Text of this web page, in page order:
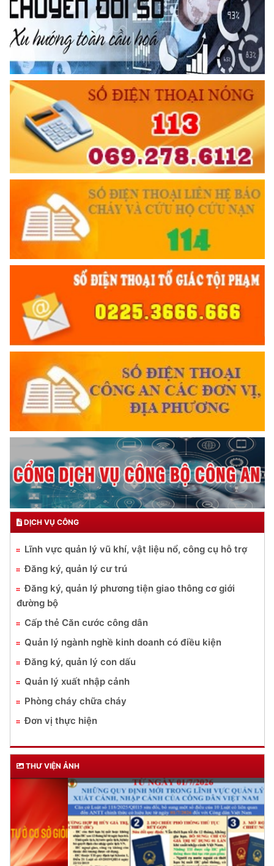
DỊCH VỤ CÔNG
Lĩnh vực quản lý vũ khí, vật liệu nổ, công cụ hỗ trợ
Đăng ký, quản lý cư trú
Đăng ký, quản lý phương tiện giao thông cơ giới
đường bộ
Cấp thẻ Căn cước công dân
Quản lý ngành nghề kinh doanh có điều kiện
Đăng ký, quản lý con dấu
Quản lý xuất nhập cảnh
Phòng cháy chữa cháy
Đơn vị thực hiện
THƯ VIỆN ẢNH